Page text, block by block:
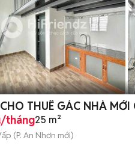
CHO THUÊ GÁC NHÀ
tháng25 m²
(P. An Nhơn mới)